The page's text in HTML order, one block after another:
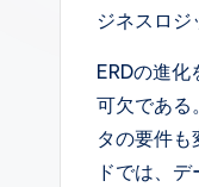
ジネスロジ
ERDの進
可欠である
タの要件
ドでは、